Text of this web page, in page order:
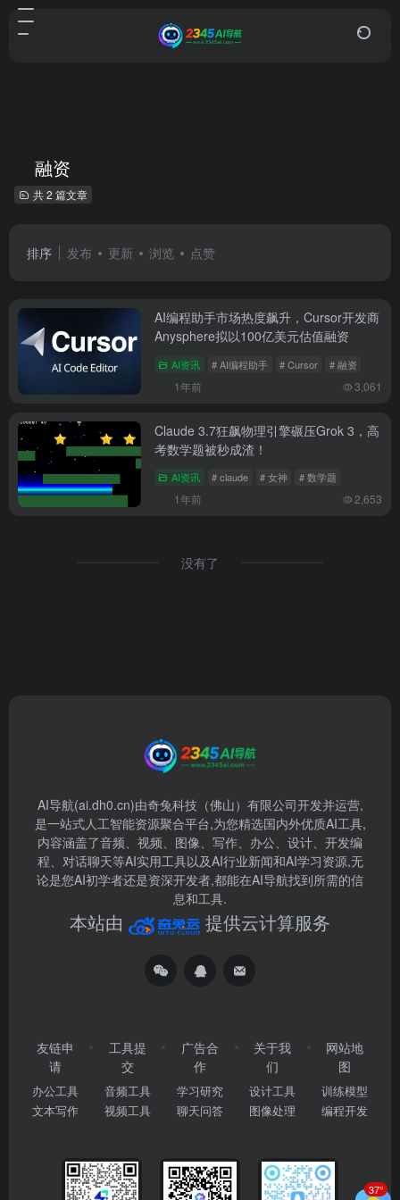
融资
共 2 篇文章
排序 发布 更新 浏览 点赞
AI编程助手市场热度飙升，Cursor开发商
Anysphere拟以100亿美元估值融资
AI资讯 # AI编程助手 # Cursor # 融资
1年前 3,061
Claude 3.7狂飙物理引擎碾压Grok 3，高
考数学题被秒成渣！
AI资讯 # claude # 女神 # 数学题
1年前 2,653
没有了
AI导航(ai.dh0.cn)由奇兔科技（佛山）有限公司开发并运营,
是一站式人工智能资源聚合平台,为您精选国内外优质AI工具,
内容涵盖了音频、视频、图像、写作、办公、设计、开发编
程、对话聊天等AI实用工具以及AI行业新闻和AI学习资源,无
论是您AI初学者还是资深开发者,都能在AI导航找到所需的信
息和工具.
本站由 提供云计算服务
友链申
请
办公工具
文本写作
工具提
交
音频工具
视频工具
广告合
作
学习研究
聊天问答
关于我
们
设计工具
图像处理
网站地
图
训练模型
编程开发
37°